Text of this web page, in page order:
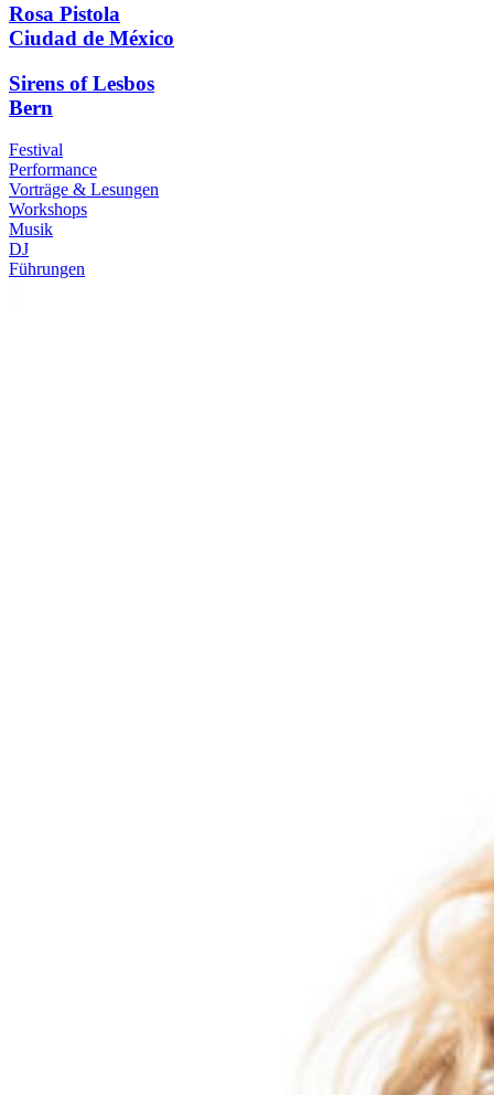
Rosa Pistola
Ciudad de México
Sirens of Lesbos
Bern
Festival
Performance
Vorträge & Lesungen
Workshops
Musik
DJ
Führungen